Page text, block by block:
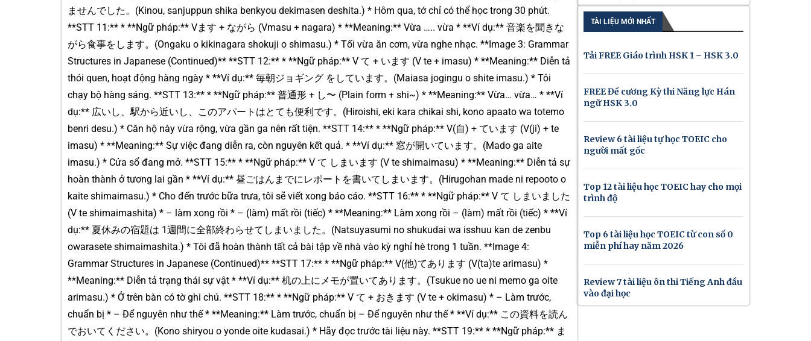
ませんでした。(Kinou, sanjuppun shika benkyou dekimasen deshita.) * Hôm qua, tớ chỉ có thể học trong 30 phút.
**STT 11:** * **Ngữ pháp:** Vます + ながら (Vmasu + nagara) * **Meaning:** Vừa ….. vừa * **Ví dụ:** 音楽を聞きな
がら食事をします。(Ongaku o kikinagara shokuji o shimasu.) * Tối vừa ăn cơm, vừa nghe nhạc. **Image 3: Grammar
Structures in Japanese (Continued)** **STT 12:** * **Ngữ pháp:** V て + います (V te + imasu) * **Meaning:** Diễn tả
thói quen, hoạt động hàng ngày * **Ví dụ:** 毎朝ジョギング をしています。(Maiasa jogingu o shite imasu.) * Tôi
chạy bộ hàng sáng. **STT 13:** * **Ngữ pháp:** 普通形 + し〜 (Plain form + shi~) * **Meaning:** Vừa… vừa… * **Ví
dụ:** 広いし、駅から近いし、このアパートはとても便利です。(Hiroishi, eki kara chikai shi, kono apaato wa totemo
benri desu.) * Căn hộ này vừa rộng, vừa gần ga nên rất tiện. **STT 14:** * **Ngữ pháp:** V(自) + ています (V(ji) + te
imasu) * **Meaning:** Sự việc đang diễn ra, còn nguyên kết quả. * **Ví dụ:** 窓が開いています。(Mado ga aite
imasu.) * Cửa sổ đang mở. **STT 15:** * **Ngữ pháp:** V て しまいます (V te shimaimasu) * **Meaning:** Diễn tả sự
hoàn thành ở tương lai gần * **Ví dụ:** 昼ごはんまでにレポートを書いてしまいます。(Hirugohan made ni repooto o
kaite shimaimasu.) * Cho đến trước bữa trưa, tôi sẽ viết xong báo cáo. **STT 16:** * **Ngữ pháp:** V て しまいました
(V te shimaimashita) * – làm xong rồi * – (làm) mất rồi (tiếc) * **Meaning:** Làm xong rồi – (làm) mất rồi (tiếc) * **Ví
dụ:** 夏休みの宿題は 1週間に全部終わらせてしまいました。(Natsuyasumi no shukudai wa isshuu kan de zenbu
owarasete shimaimashita.) * Tôi đã hoàn thành tất cả bài tập về nhà vào kỳ nghỉ hè trong 1 tuần. **Image 4:
Grammar Structures in Japanese (Continued)** **STT 17:** * **Ngữ pháp:** V(他)てあります (V(ta)te arimasu) *
**Meaning:** Diễn tả trạng thái sự vật * **Ví dụ:** 机の上にメモが置いてあります。(Tsukue no ue ni memo ga oite
arimasu.) * Ở trên bàn có tờ ghi chú. **STT 18:** * **Ngữ pháp:** V て + おきます (V te + okimasu) * – Làm trước,
chuẩn bị * – Để nguyên như thế * **Meaning:** Làm trước, chuẩn bị – Để nguyên như thế * **Ví dụ:** この資料を読ん
でおいてください。(Kono shiryou o yonde oite kudasai.) * Hãy đọc trước tài liệu này. **STT 19:** * **Ngữ pháp:** ま
TÀI LIỆU MỚI NHẤT
Tải FREE Giáo trình HSK 1 – HSK 3.0
FREE Đề cương Kỳ thi Năng lực Hán
ngữ HSK 3.0
Review 6 tài liệu tự học TOEIC cho
người mất gốc
Top 12 tài liệu học TOEIC hay cho mọi
trình độ
Top 6 tài liệu học TOEIC từ con số 0
miễn phí hay năm 2026
Review 7 tài liệu ôn thi Tiếng Anh đầu
vào đại học